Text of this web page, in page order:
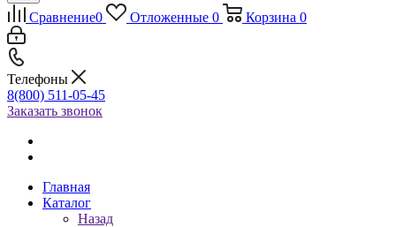
Сравнение0 Отложенные 0 Корзина 0
Телефоны
8(800) 511-05-45
Заказать звонок
Главная
Каталог
Назад